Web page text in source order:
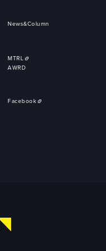
News&Column
MTRL
AWRD
Facebook